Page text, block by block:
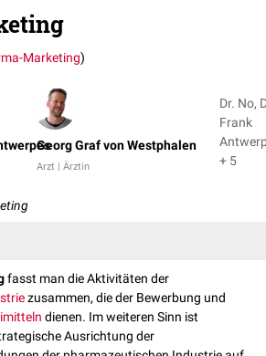
Marketing)
Georg Graf von Westphalen
Arzt | Ärztin
Dr. No,
Frank
+ 5
fasst man die Aktivitäten der
zusammen, die der Bewerbung und
dienen. Im weiteren Sinn ist
Ausrichtung der